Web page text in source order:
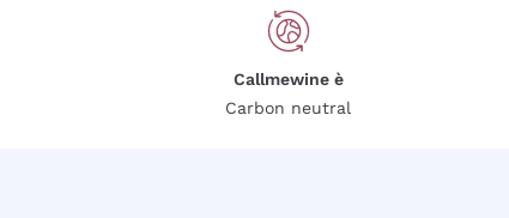
Callmewine è
Carbon neutral